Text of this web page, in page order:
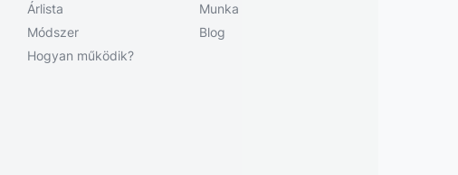
Árlista
Módszer
Hogyan működik?
Munka
Blog